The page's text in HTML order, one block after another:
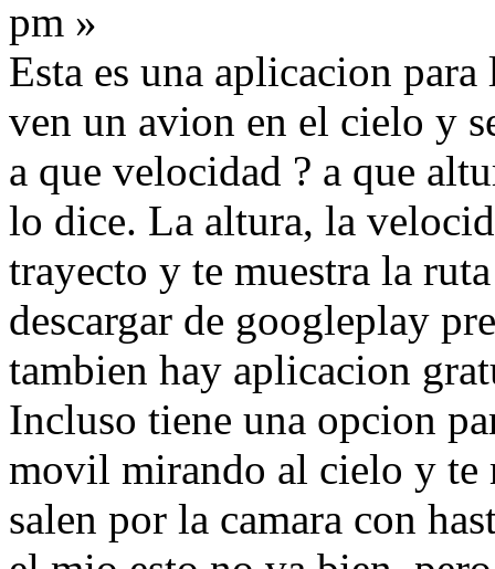
pm »
Esta es una aplicacion
ven un avion en el cielo y
a que velocidad ? a que
lo dice. La altura, la
trayecto y te muestra la
descargar de googleplay
tambien hay aplicacion
Incluso tiene una opcion
movil mirando al cielo y te
salen por la camara con